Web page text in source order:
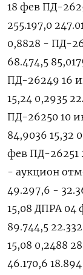
18 фев ПД-
255.197,0
0,8828 - ПД-
68.474,5
ПД-​26249 16
15,24 0,2935
ПД-26250 10
84,9036 15,32
фев ПД-26251
- аукцион
49.297,6 -
15,08 ДПРА 04
89.744,5
15,08 0,2488
46.170,6